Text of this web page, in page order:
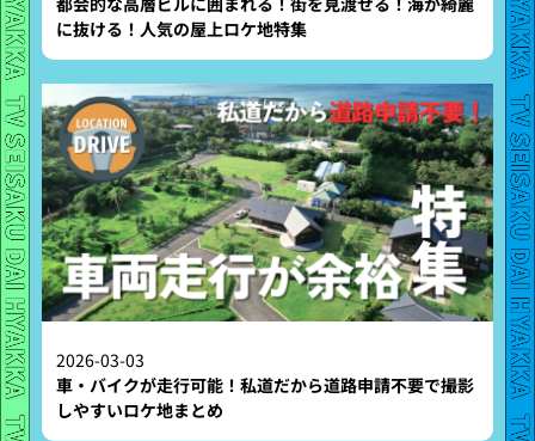
に抜ける！人気の屋上ロケ地特集
2026-03-03
車・バイクが走行可能！私道だから道路申請不要で撮影
しやすいロケ地まとめ